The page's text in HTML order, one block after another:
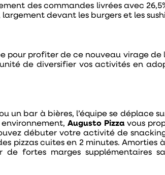
des commandes livrées avec
devant les burgers et les
profiter de ce nouveau virage de
de diversifier vos activités en
un bar à bières, l’équipe se déplace
Augusto Pizzavous
débuter votre activité de
pizzas cuites en 2 minutes. Amorties
fortes marges supplémentaires